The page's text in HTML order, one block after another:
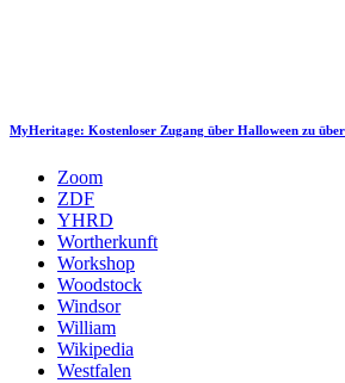
MyHeritage: Kostenloser Zugang über Halloween zu
Zoom
ZDF
YHRD
Wortherkunft
Workshop
Woodstock
Windsor
William
Wikipedia
Westfalen